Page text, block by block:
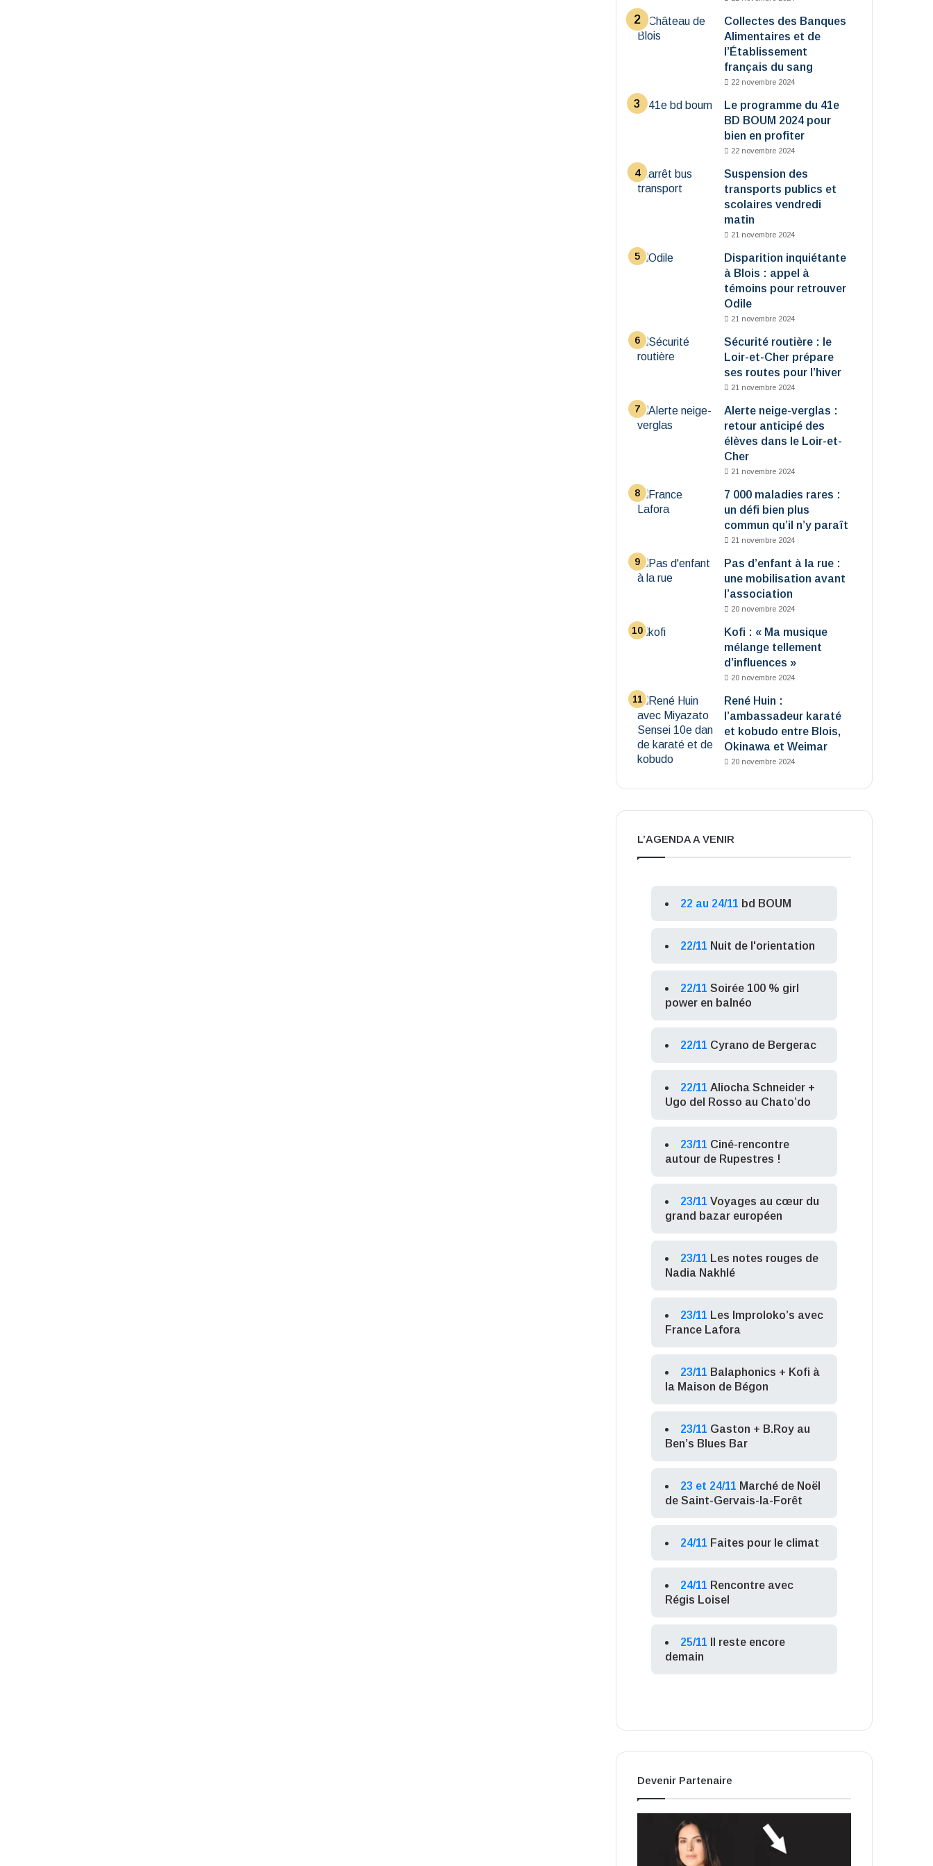
Collectes des Banques
Alimentaires et de
l’Établissement
français du sang
22 novembre 2024
Le programme du 41e
BD BOUM 2024 pour
bien en profiter
22 novembre 2024
Suspension des
transports publics et
scolaires vendredi
matin
21 novembre 2024
Disparition inquiétante
à Blois : appel à
témoins pour retrouver
Odile
21 novembre 2024
Sécurité routière : le
Loir-et-Cher prépare
ses routes pour l’hiver
21 novembre 2024
Alerte neige-verglas :
retour anticipé des
élèves dans le Loir-et-
Cher
21 novembre 2024
7 000 maladies rares :
un défi bien plus
commun qu’il n’y paraît
21 novembre 2024
Pas d’enfant à la rue :
une mobilisation avant
l’association
20 novembre 2024
Kofi : « Ma musique
mélange tellement
d’influences »
20 novembre 2024
René Huin :
l’ambassadeur karaté
et kobudo entre Blois,
Okinawa et Weimar
20 novembre 2024
L’AGENDA A VENIR
22 au 24/11 bd BOUM
22/11 Nuit de l'orientation
22/11 Soirée 100 % girl
power en balnéo
22/11 Cyrano de Bergerac
22/11 Aliocha Schneider +
Ugo del Rosso au Chato’do
23/11 Ciné-rencontre
autour de Rupestres !
23/11 Voyages au cœur du
grand bazar européen
23/11 Les notes rouges de
Nadia Nakhlé
23/11 Les Improloko’s avec
France Lafora
23/11 Balaphonics + Kofi à
la Maison de Bégon
23/11 Gaston + B.Roy au
Ben’s Blues Bar
23 et 24/11 Marché de Noël
de Saint-Gervais-la-Forêt
24/11 Faites pour le climat
24/11 Rencontre avec
Régis Loisel
25/11
Il reste encore
demain
Devenir Partenaire